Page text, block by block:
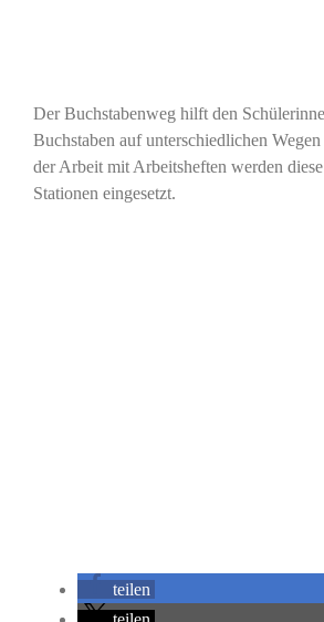
Der Buchstabenweg hilft den
Buchstaben auf unterschiedlichen
der Arbeit mit Arbeitsheften werden
Stationen eingesetzt.
teilen